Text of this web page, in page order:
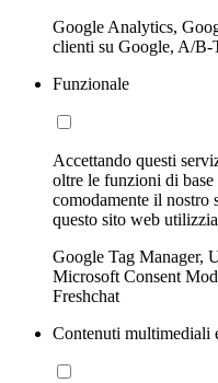
Google Analytics,
clienti su Google, A/B-
Funzionale
Accettando questi
oltre le funzioni di
comodamente il nostro
questo sito web
Google Tag Manager,
Microsoft Consent
Freshchat
Contenuti multimediali